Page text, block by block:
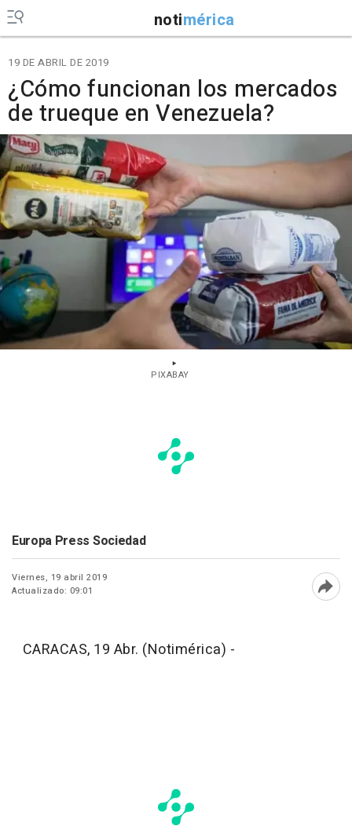
notimérica
19 DE ABRIL DE 2019
¿Cómo funcionan los mercados
de trueque en Venezuela?
PIXABAY
Europa Press Sociedad
Viernes, 19 abril 2019
Actualizado: 09:01
CARACAS, 19 Abr. (Notimérica) -